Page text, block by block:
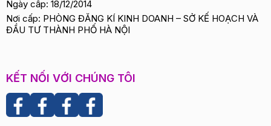
Ngày cấp: 18/12/2014
Nơi cấp: PHÒNG ĐĂNG KÍ KINH DOANH – SỞ KẾ HOẠCH VÀ
ĐẦU TƯ THÀNH PHỐ HÀ NỘI
KẾT NỐI VỚI CHÚNG TÔI